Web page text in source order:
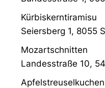
Seiersberg 1, 8055
Landesstraße 10,